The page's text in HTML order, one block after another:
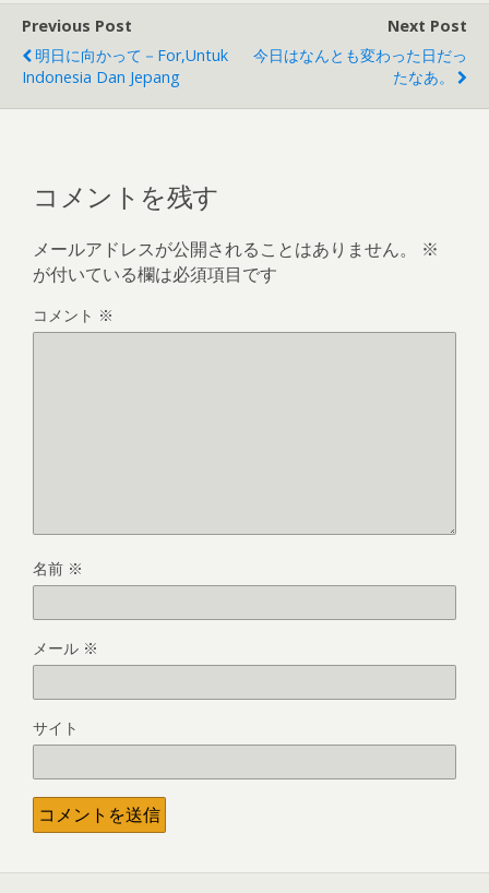
Previous Post
明日に向かって－for,untuk
Indonesia Dan Jepang
Next Post
今日はなんとも変わった日だっ
たなあ。
コメントを残す
メールアドレスが公開されることはありません。
※
が付いている欄は必須項目です
コメント ※
名前 ※
メール ※
サイト